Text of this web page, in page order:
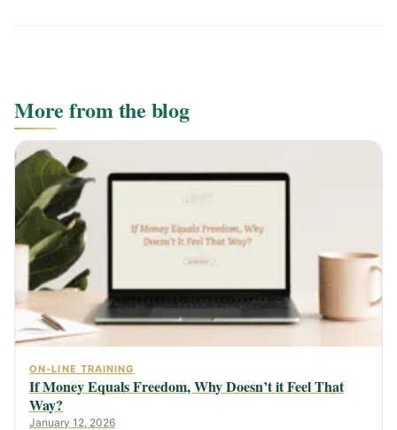
More from the blog
ON-LINE TRAINING
If Money Equals Freedom, Why Doesn’t it Feel That
Way?
January 12, 2026